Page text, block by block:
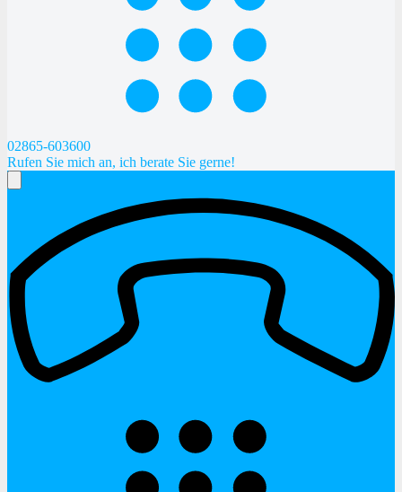
02865-603600
Rufen Sie mich an, ich berate Sie gerne!